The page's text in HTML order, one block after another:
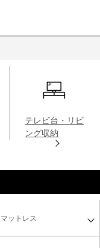
テレビ台・リビ
ング収納
マットレス